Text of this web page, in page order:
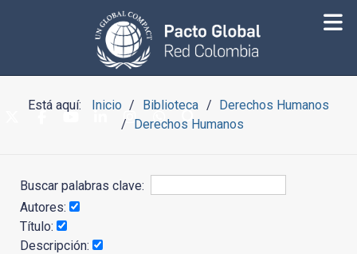
Está aquí: Inicio Biblioteca
Derechos Humanos
Derechos Humanos
Buscar palabras clave:
Autores:
Título:
Descripción: